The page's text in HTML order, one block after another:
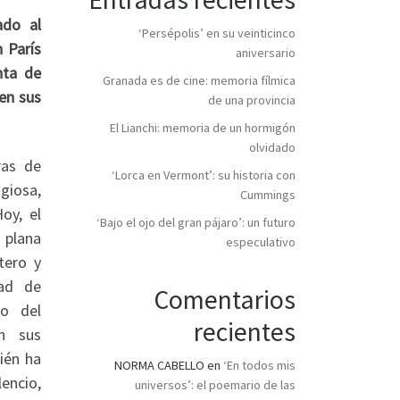
al
París
de
sus
de
el
y
de
del
sus
ha
‘Persépolis’ en su veinticinco
aniversario
Granada es de cine: memoria fílmica
de una provincia
El Lianchi: memoria de un hormigón
olvidado
‘Lorca en Vermont’: su historia con
Cummings
‘Bajo el ojo del gran pájaro’: un futuro
especulativo
Comentarios
recientes
NORMA CABELLO en ‘En todos mis
universos’: el poemario de las